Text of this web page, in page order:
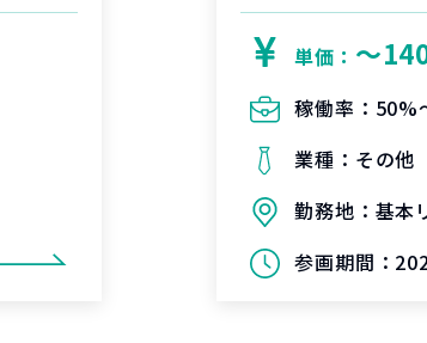
単価： 〜
稼働率： 50%
業種： その他
勤務地： 基本
参画期間：